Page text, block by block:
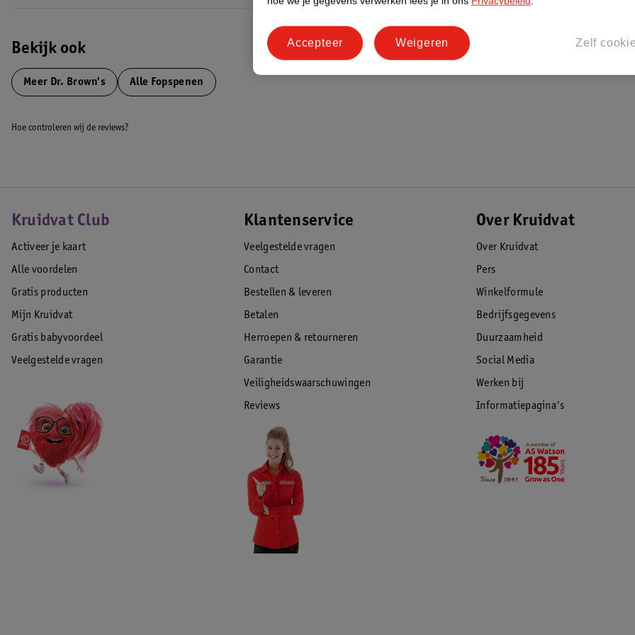
Bekijk ook
Meer Dr. Brown's Alle Fopspenen
Hoe controleren wij de reviews?
Kruidvat Club
Activeer je kaart
Alle voordelen
Gratis producten
Mijn Kruidvat
Gratis babyvoordeel
Veelgestelde vragen
Klantenservice
Veelgestelde vragen
Contact
Bestellen & leveren
Betalen
Herroepen & retourneren
Garantie
Veiligheidswaarschuwingen
Reviews
Over Kruidvat
Over Kruidvat
Pers
Winkelformule
Bedrijfsgegevens
Duurzaamheid
Social Media
Werken bij
Informatiepagina's
Zelf
Weigeren
Accepteer